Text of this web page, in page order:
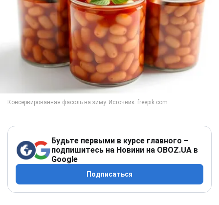
Будьте первыми в курсе главного –
подпишитесь на Новини на OBOZ.UA в
Google
Подписаться